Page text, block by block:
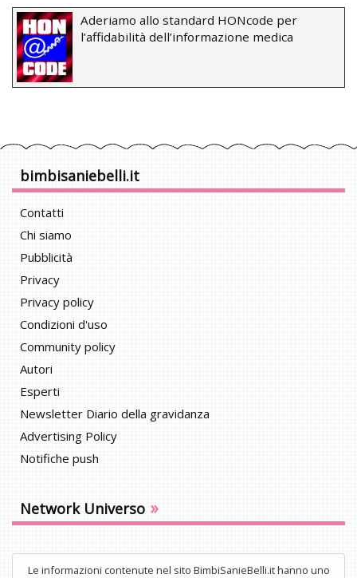
Aderiamo allo standard HONcode per
l’affidabilità dell’informazione medica
bimbisaniebelli.it
Contatti
Chi siamo
Pubblicità
Privacy
Privacy policy
Condizioni d'uso
Community policy
Autori
Esperti
Newsletter Diario della gravidanza
Advertising Policy
Notifiche push
Network Universo »
Le informazioni contenute nel sito BimbiSanieBelli.it hanno uno